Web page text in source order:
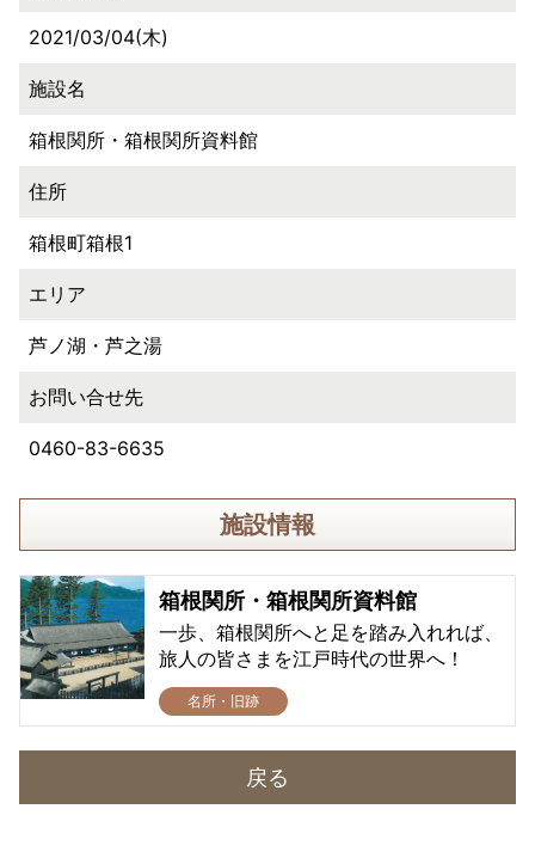
2021/03/04(木)
施設名
箱根関所・箱根関所資料館
住所
箱根町箱根1
エリア
芦ノ湖・芦之湯
お問い合せ先
0460-83-6635
施設情報
箱根関所・箱根関所資料館
一歩、箱根関所へと足を踏み入れれば、
旅人の皆さまを江戸時代の世界へ！
名所・旧跡
戻る